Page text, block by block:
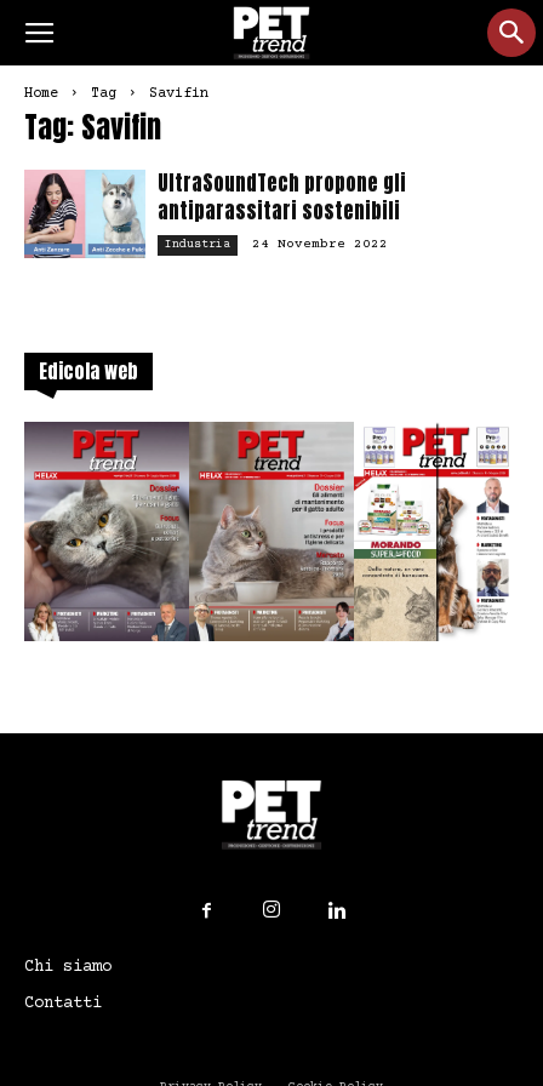
Home Tag Savifin
Tag: Savifin
UltraSoundTech propone gli
antiparassitari sostenibili
Industria 24 Novembre 2022
Edicola web
Chi siamo
Contatti